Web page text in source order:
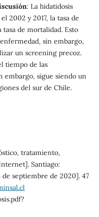
: La hidatidosis
2002 y 2017, la tasa de
de mortalidad. Esto
sin embargo,
un screening precoz.
tiempo de las
embargo, sigue siendo un
del sur de Chile.
tratamiento,
Santiago:
de septiembre de 2020]. 47